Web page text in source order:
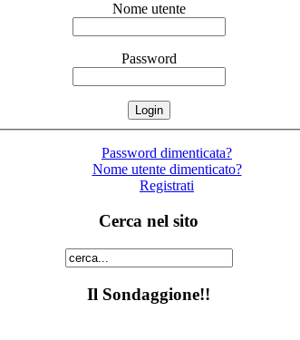
Nome utente
Password
Password dimenticata?
Nome utente dimenticato?
Registrati
Cerca nel sito
Il Sondaggione!!